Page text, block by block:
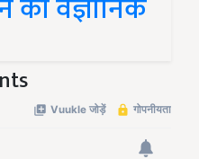
वैज्ञानिक